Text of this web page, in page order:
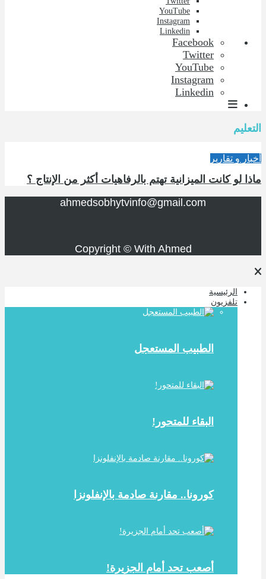
YouTube
Instagram
Linkedin
Facebook
Twitter
YouTube
Instagram
Linkedin
التعليم
أخبار و تقارير
ماذا لو كانت الميزانية تهتم بالرفاهيات أكثر من الإنتاج ؟
ahmedsobhytvinfo@gmail.com
Copyright © With Ahmed
الرئيسية
تلفزيون
الطبيب المستعجل
البقاء للمتحور!
كورونا.. مقارنة صادمة بالإنفلونزا
أصعب تحد أمام الجزيرة!